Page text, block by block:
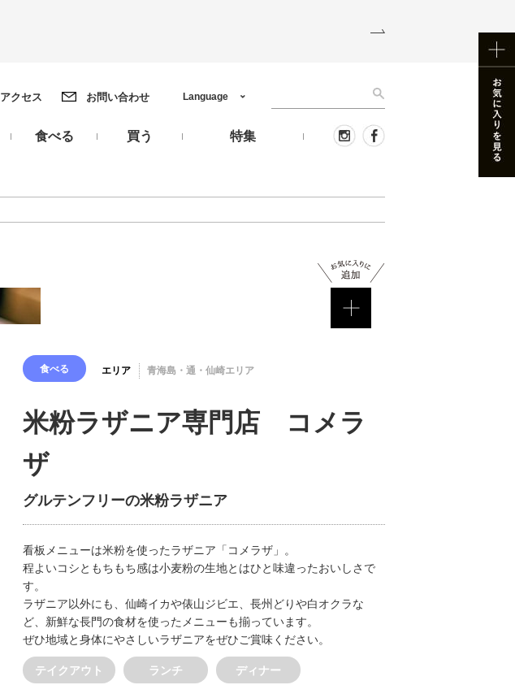
アクセス お問い合わせ
食べる 買う 特集
Language
食べる エリア 青海島・通・仙崎エリア
米粉ラザニア専門店 コメラ
ザ
グルテンフリーの米粉ラザニア
看板メニューは米粉を使ったラザニア「コメラザ」。
程よいコシともちもち感は小麦粉の生地とはひと味違ったおいしさで
す。
ラザニア以外にも、仙崎イカや俵山ジビエ、長州どりや白オクラな
ど、新鮮な長門の食材を使ったメニューも揃っています。
ぜひ地域と身体にやさしいラザニアをぜひご賞味ください。
テイクアウト ランチ ディナー